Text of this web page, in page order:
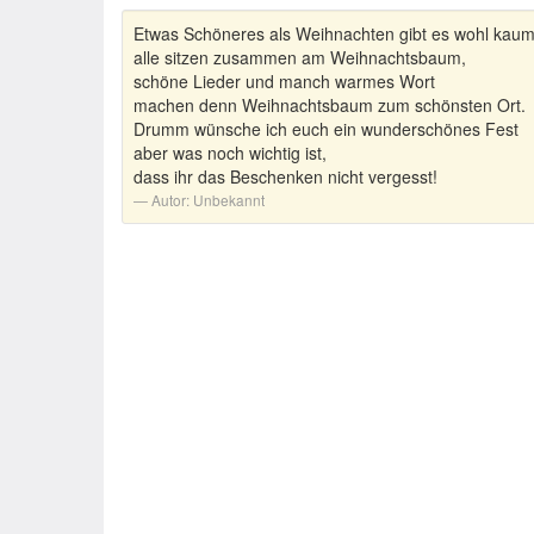
Etwas Schöneres als Weihnachten gibt es wohl
alle sitzen zusammen am Weihnachtsbaum,
schöne Lieder und manch warmes Wort
machen denn Weihnachtsbaum zum schönsten Ort.
Drumm wünsche ich euch ein wunderschönes Fest
aber was noch wichtig ist,
dass ihr das Beschenken nicht vergesst!
Autor: Unbekannt